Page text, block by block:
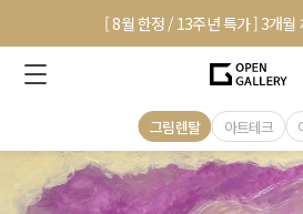
[ 8월 한정 / 13주년 특가 ] 3개월
그림렌탈 아트테크